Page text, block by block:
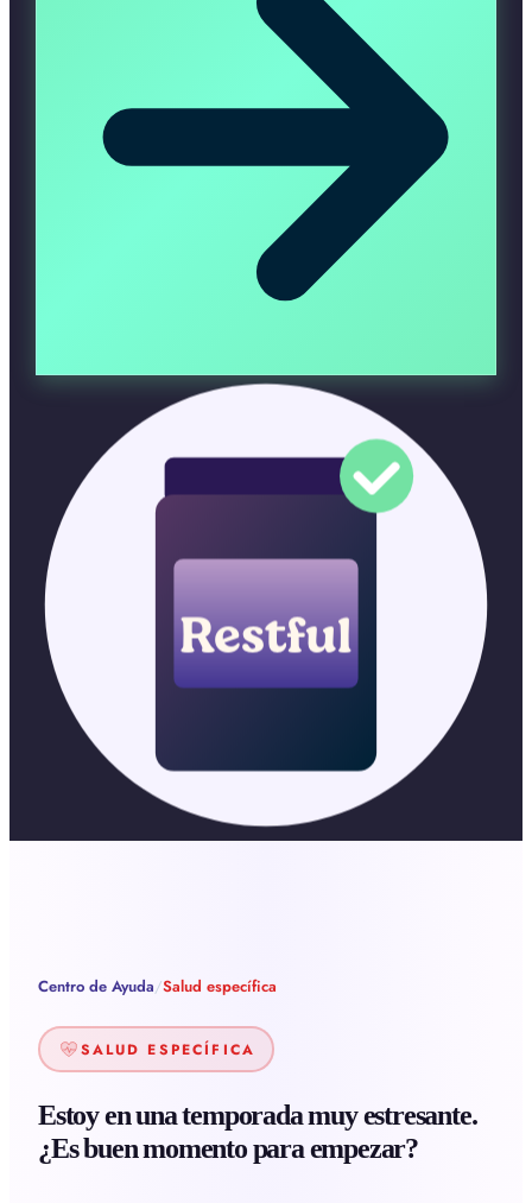
Restful
Centro de Ayuda/Salud específica
SALUD ESPECÍFICA
Estoy en una temporada muy estresante.
¿Es buen momento para empezar?